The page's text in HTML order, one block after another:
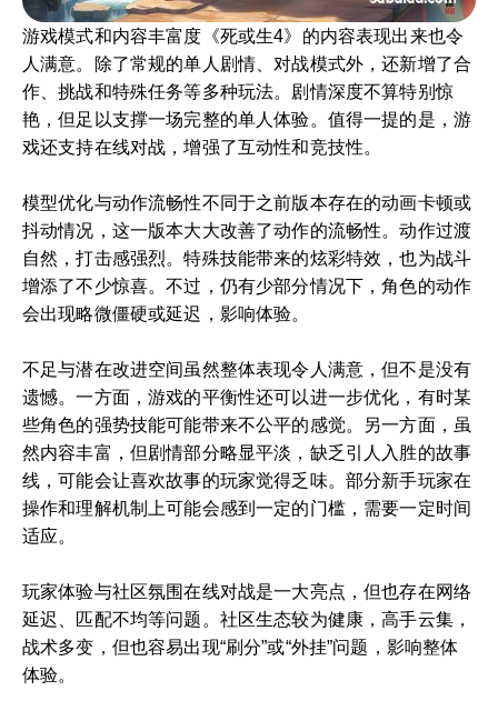
游戏模式和内容丰富度《死或生4》的内容表现出来也令
人满意。除了常规的单人剧情、对战模式外，还新增了合
作、挑战和特殊任务等多种玩法。剧情深度不算特别惊
艳，但足以支撑一场完整的单人体验。值得一提的是，游
戏还支持在线对战，增强了互动性和竞技性。
模型优化与动作流畅性不同于之前版本存在的动画卡顿或
抖动情况，这一版本大大改善了动作的流畅性。动作过渡
自然，打击感强烈。特殊技能带来的炫彩特效，也为战斗
增添了不少惊喜。不过，仍有少部分情况下，角色的动作
会出现略微僵硬或延迟，影响体验。
不足与潜在改进空间虽然整体表现令人满意，但不是没有
遗憾。一方面，游戏的平衡性还可以进一步优化，有时某
些角色的强势技能可能带来不公平的感觉。另一方面，虽
然内容丰富，但剧情部分略显平淡，缺乏引人入胜的故事
线，可能会让喜欢故事的玩家觉得乏味。部分新手玩家在
操作和理解机制上可能会感到一定的门槛，需要一定时间
适应。
玩家体验与社区氛围在线对战是一大亮点，但也存在网络
延迟、匹配不均等问题。社区生态较为健康，高手云集，
战术多变，但也容易出现“刷分”或“外挂”问题，影响整体
体验。